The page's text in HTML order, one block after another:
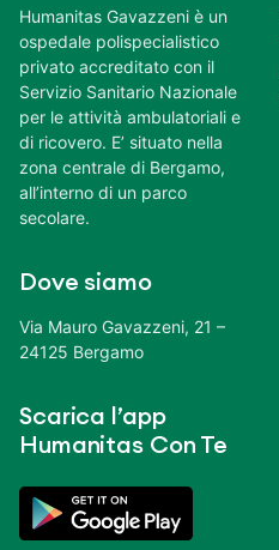
Humanitas Gavazzeni è un
ospedale polispecialistico
privato accreditato con il
Servizio Sanitario Nazionale
per le attività ambulatoriali e
di ricovero. E’ situato nella
zona centrale di Bergamo,
all’interno di un parco
secolare.
Dove siamo
Via Mauro Gavazzeni, 21 –
24125 Bergamo
Scarica l’app
Humanitas Con Te